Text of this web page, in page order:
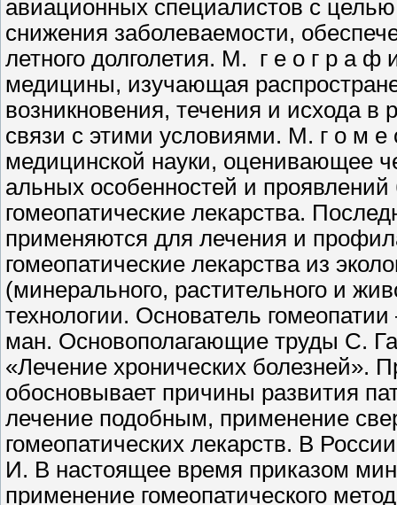
авиационных специ­алистов с
снижения заболевае­мости,
летного долголетия. М. г е о г р а
медицины, изучаю­щая
возникновения, течения и исхода в
связи с этими условиями. М. г о м
медицинской науки, оценивающее
альных особенностей и
гомеопатические лекарства.
применяются для лечения и
гомеопатические лекарства из
(минерального, растительного и
технологии. Основатель
ман. Основополагающие труды С.
«Лечение хронических болезней».
обосновывает причины раз­вития
лечение подобным, при­менение
гомеопатических лекарств. В
И. В настоящее время при­казом
применение гомеопатическо­го